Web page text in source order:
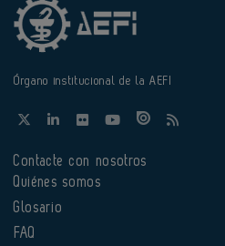
Órgano institucional de la AEFI
Contacte con nosotros
Quiénes somos
Glosario
FAQ